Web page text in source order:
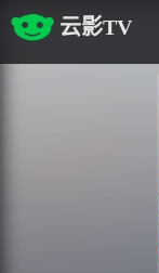
云影TV